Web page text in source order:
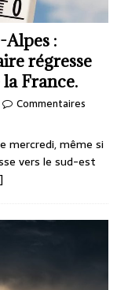
:
régresse
France.
Commentaires
mercredi, même si
vers le sud-est